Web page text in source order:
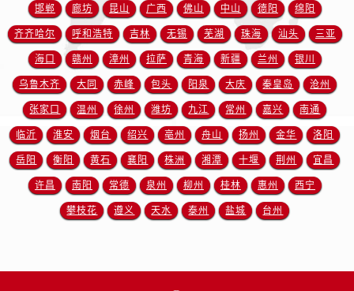
江西省萍乡市安源区萍安北大道与康庄路交叉口欧米茄售后服务中心（需提前预约）
江西省上饶市信州区滨江西路欧米茄售后服务中心（需提前预约）
江西省新余市渝水区北湖西路欧米茄售后服务中心（需提前预约）
江西省宜春市袁州区中山中路欧米茄售后服务中心（需提前预约）
江西省鹰潭市月湖区胜利东路欧米茄售后服务中心（需提前预约）
山东省德州市德城区东风中路欧米茄售后服务中心（需提前预约）
山东省东营市东营区济南路欧米茄售后服务中心（需提前预约）
山东省济南市历下区经十路11111号华润中心写字楼（万象城）15层1508室欧米茄售后服务中心（需提前预约）
邯郸 廊坊 昆山 广西 佛山 中山 德阳 绵阳
齐齐哈尔 呼和浩特 吉林 无锡 芜湖 珠海 汕头 三亚
海口 赣州 漳州 拉萨 青海 新疆 兰州 银川
乌鲁木齐 大同 赤峰 包头 阳泉 大庆 秦皇岛 沧州
张家口 温州 徐州 潍坊 九江 常州 嘉兴 南通
临沂 淮安 烟台 绍兴 亳州 舟山 扬州 金华 洛阳
岳阳 衡阳 黄石 襄阳 株洲 湘潭 十堰 荆州 宜昌
许昌 南阳 常德 泉州 柳州 桂林 惠州 西宁
攀枝花 遵义 天水 泰州 盐城 台州